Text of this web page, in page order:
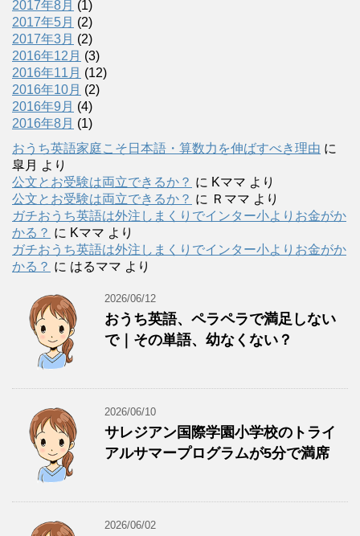
2017年8月 (1)
2017年5月 (2)
2017年3月 (2)
2016年12月 (3)
2016年11月 (12)
2016年10月 (2)
2016年9月 (4)
2016年8月 (1)
おうち英語家庭こそ日本語・算数力を伸ばすべき理由 に
皐月 より
公文とお受験は両立できるか？ に Kママ より
公文とお受験は両立できるか？ に Ｒママ より
ガチおうち英語は外注しまくりでインター小よりお金がか
かる？ に Kママ より
ガチおうち英語は外注しまくりでインター小よりお金がか
かる？ に はるママ より
2026/06/12
おうち英語、ペラペラで満足しない
で｜その単語、幼なくない？
2026/06/10
サレジアン国際学園小学校のトライ
アルサマープログラムが5分で満席
2026/06/02